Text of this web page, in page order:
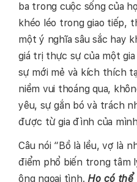
ba trong cuộc sống của
khéo léo trong giao tiếp,
một ý nghĩa sâu sắc hay
giá trị thực sự của một
sự mới mẻ và kích thích
niềm vui thoáng qua,
yêu, sự gắn bó và trách
được từ gia đình của
Câu nói “Bồ là lều, vợ là
điểm phổ biến trong tâm
ông ngoại tình. Họ có thể